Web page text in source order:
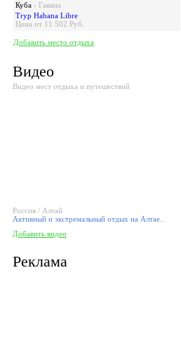
Куба - Гавана
Tryp Habana Libre
Цена от 11 502 Руб.
Добавить место отдыха
Видео
Видео мест отдыха и путешествий
Россия / Алтай
Активный и экстремальный отдых на Алтае..
Добавить видео
Реклама